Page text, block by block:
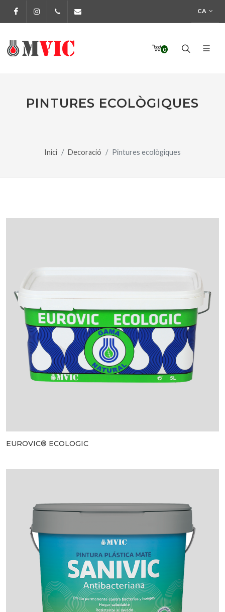
FacebookInstagram972 170 160 CA
0
PINTURES ECOLÒGIQUES
Inici Decoració Pintures ecològiques
EUROVIC® ECOLOGIC